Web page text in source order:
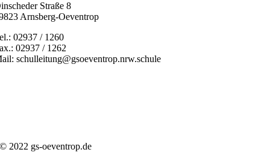
Straße 8
Arnsberg-Oeventrop
02937 / 1260
02937 / 1262
schulleitung@gsoeventrop.nrw.schule
© 2022 gs-oeventrop.de